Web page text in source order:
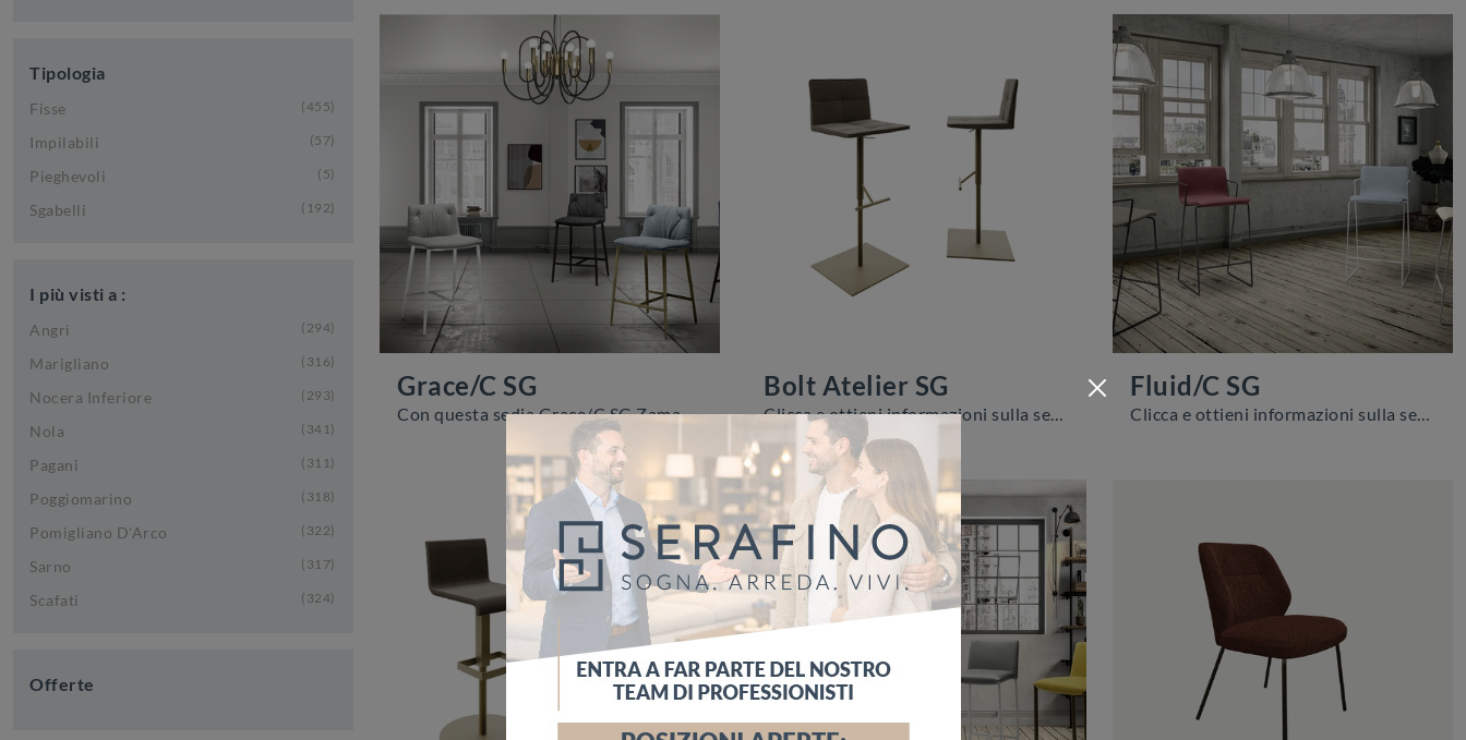
Tipologia
Fisse 455
Impilabili 57
Pieghevoli 5
Sgabelli 192
I più visti a :
Angri 294
Marigliano 316
Nocera Inferiore 293
Nola 341
Pagani 311
Poggiomarino 318
Pomigliano D'Arco 322
Sarno 317
Scafati 324
Offerte
Grace/C SG
Con questa sedia Grace/C SG Zamagna in tessuto, una delle nostre sedute sgabelli moderne, potrai impreziosire i tuoi interni.
Bolt Atelier SG
Clicca e ottieni informazioni sulla seduta Bolt Atelier SG di Zamagna in tessuto: le più belle Sedie sgabelli design ti aspettano.
Fluid/C SG
Clicca e ottieni informazioni sulla seduta Fluid/C SG di Zamagna in tessuto: le più originali Sedie sgabelli moderne ti attendono.